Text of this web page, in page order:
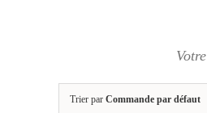
Trier par Commande par défaut